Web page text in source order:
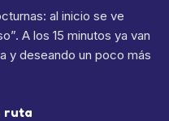
al inicio se ve
A los 15 minutos ya van
y deseando un poco más
ruta